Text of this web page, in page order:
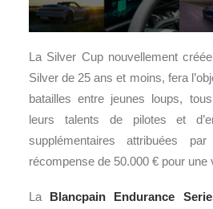
La Silver Cup nouvellement
Silver de 25 ans et moins, fera
batailles entre jeunes loups,
leurs talents de pilotes et
supplémentaires attribuées
récompense de 50.000 € pour une
La Blancpain Endurance